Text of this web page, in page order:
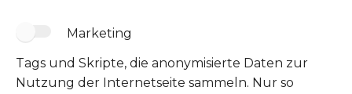
Folge uns
Marketing
Tags und Skripte, die anonymisierte Daten zur
Nutzung der Internetseite sammeln. Nur so